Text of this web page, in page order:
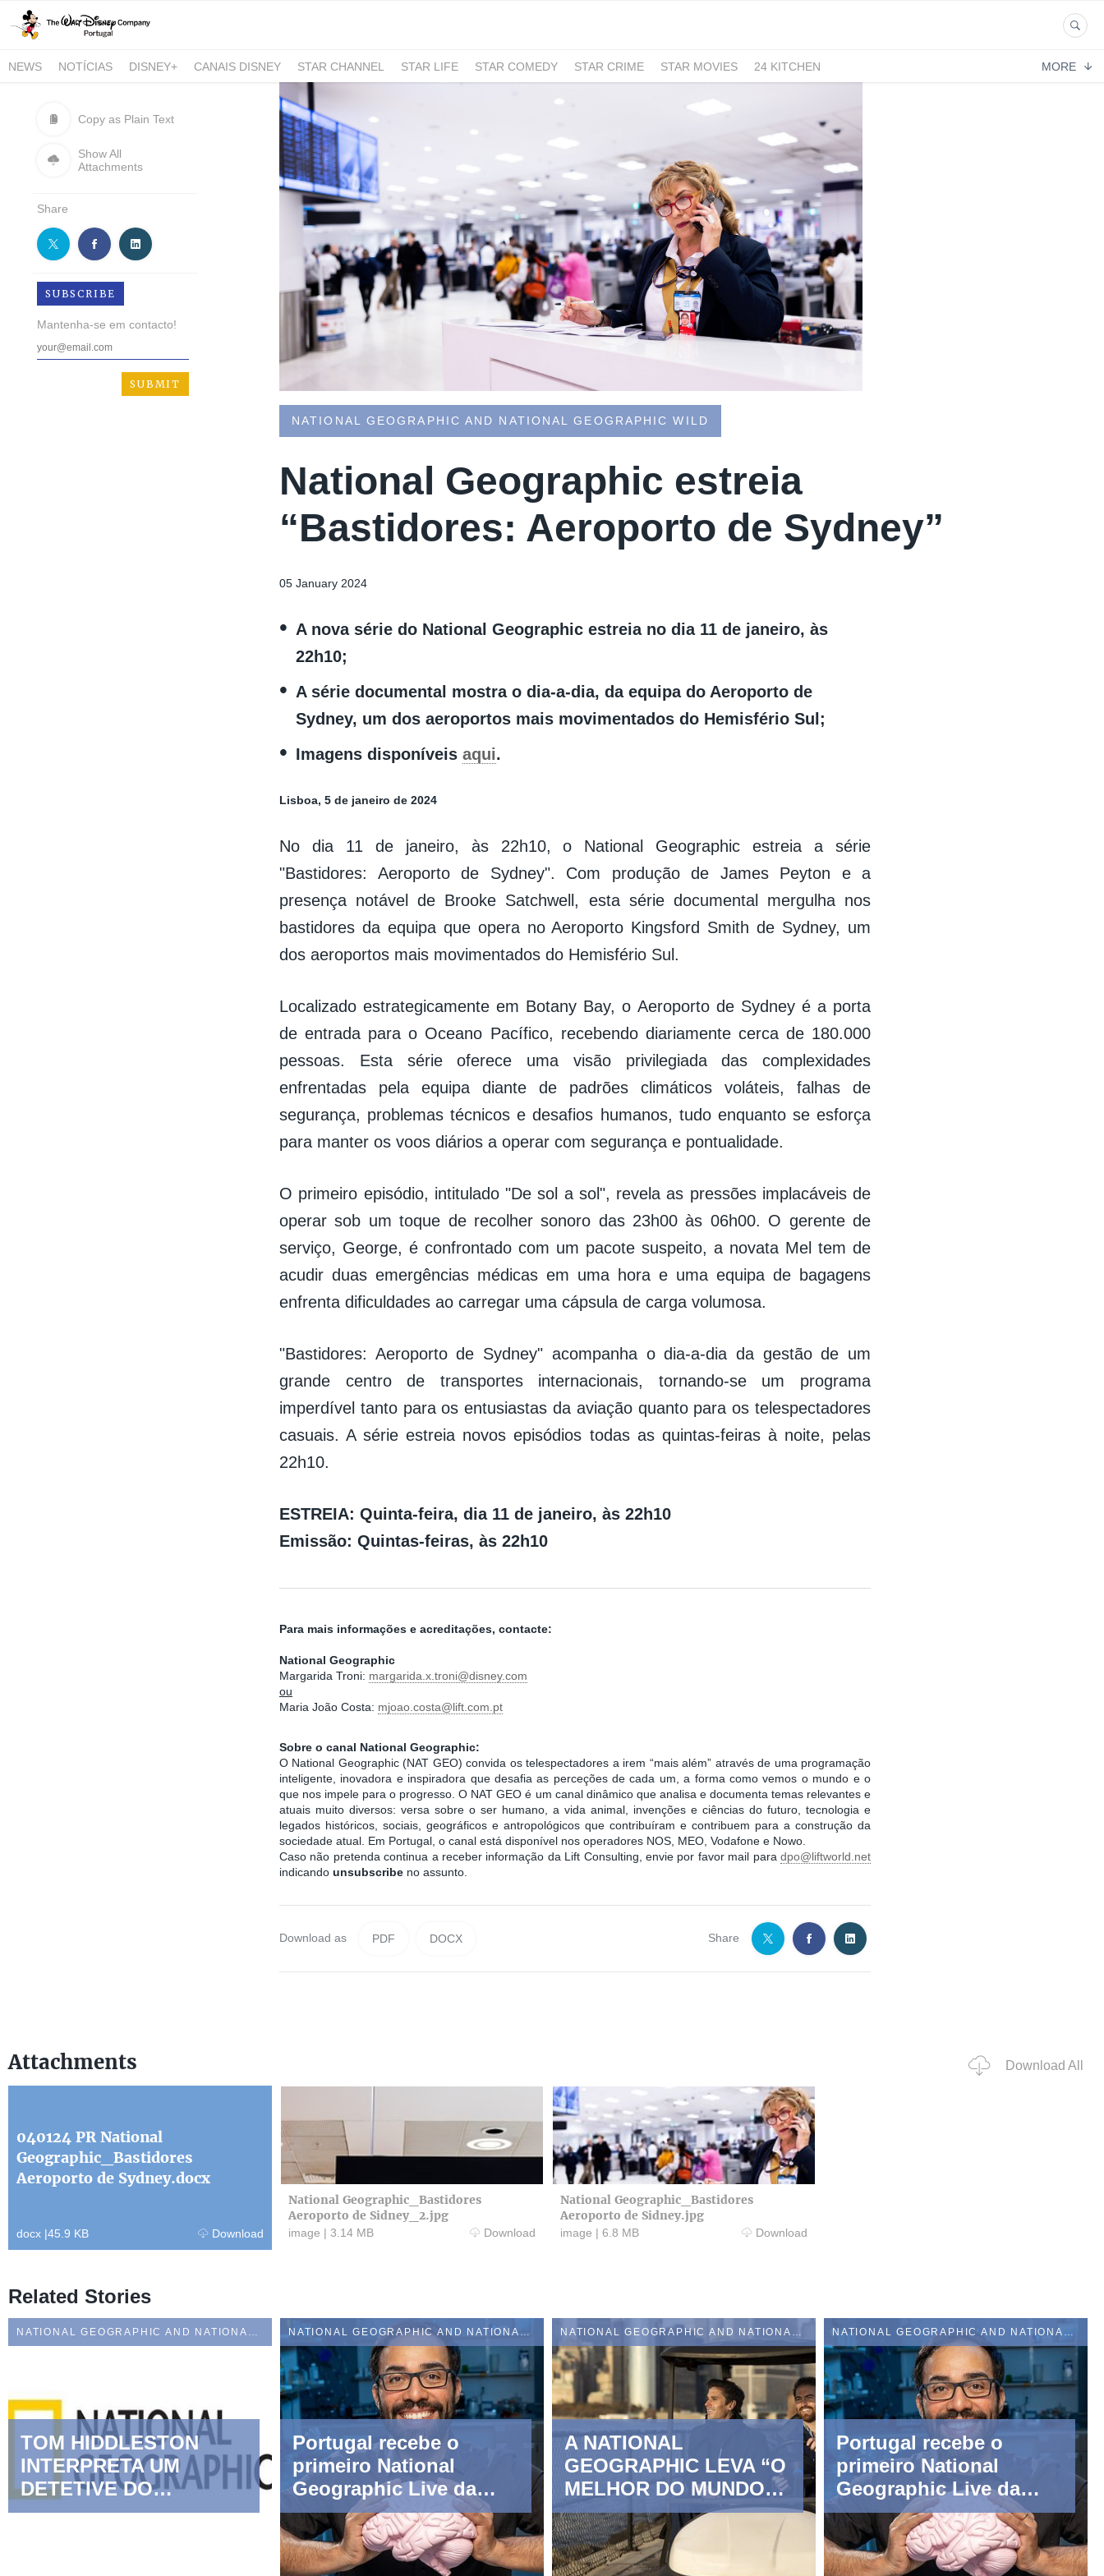
NEWS NOTÍCIAS DISNEY+ CANAIS DISNEY STAR CHANNEL STAR LIFE STAR COMEDY STAR CRIME STAR MOVIES
24 KITCHEN
NATIONAL GEOGRAPHIC AND NATIONAL GEOGRAPHIC WILD
MORE
Copy as Plain Text
Show All
Attachments
Share
SUBSCRIBE
Mantenha-se em contacto!
NATIONAL GEOGRAPHIC AND NATIONAL GEOGRAPHIC WILD
National Geographic estreia
“Bastidores: Aeroporto de Sydney”
05 January 2024
A nova série do National Geographic estreia no dia 11 de janeiro, às
22h10;
A série documental mostra o dia-a-dia, da equipa do Aeroporto de
Sydney, um dos aeroportos mais movimentados do Hemisfério Sul;
Imagens disponíveis aqui.
Lisboa, 5 de janeiro de 2024
No dia 11 de janeiro, às 22h10, o National Geographic estreia a série
"Bastidores: Aeroporto de Sydney". Com produção de James Peyton e a
presença notável de Brooke Satchwell, esta série documental mergulha nos
bastidores da equipa que opera no Aeroporto Kingsford Smith de Sydney, um
dos aeroportos mais movimentados do Hemisfério Sul.
Localizado estrategicamente em Botany Bay, o Aeroporto de Sydney é a porta
de entrada para o Oceano Pacífico, recebendo diariamente cerca de 180.000
pessoas. Esta série oferece uma visão privilegiada das complexidades
enfrentadas pela equipa diante de padrões climáticos voláteis, falhas de
segurança, problemas técnicos e desafios humanos, tudo enquanto se esforça
para manter os voos diários a operar com segurança e pontualidade.
O primeiro episódio, intitulado "De sol a sol", revela as pressões implacáveis de
operar sob um toque de recolher sonoro das 23h00 às 06h00. O gerente de
serviço, George, é confrontado com um pacote suspeito, a novata Mel tem de
acudir duas emergências médicas em uma hora e uma equipa de bagagens
enfrenta dificuldades ao carregar uma cápsula de carga volumosa.
"Bastidores: Aeroporto de Sydney" acompanha o dia-a-dia da gestão de um
grande centro de transportes internacionais, tornando-se um programa
imperdível tanto para os entusiastas da aviação quanto para os telespectadores
casuais. A série estreia novos episódios todas as quintas-feiras à noite, pelas
22h10.
ESTREIA: Quinta-feira, dia 11 de janeiro, às 22h10
Emissão: Quintas-feiras, às 22h10
Para mais informações e acreditações, contacte:
National Geographic
Margarida Troni: margarida.x.troni@disney.com
ou
Maria João Costa: mjoao.costa@lift.com.pt
Sobre o canal National Geographic:
O National Geographic (NAT GEO) convida os telespectadores a irem “mais além” através de uma programação
inteligente, inovadora e inspiradora que desafia as perceções de cada um, a forma como vemos o mundo e o
que nos impele para o progresso. O NAT GEO é um canal dinâmico que analisa e documenta temas relevantes e
atuais muito diversos: versa sobre o ser humano, a vida animal, invenções e ciências do futuro, tecnologia e
legados históricos, sociais, geográficos e antropológicos que contribuíram e contribuem para a construção da
sociedade atual. Em Portugal, o canal está disponível nos operadores NOS, MEO, Vodafone e Nowo.
Caso não pretenda continua a receber informação da Lift Consulting, envie por favor mail para dpo@liftworld.net
indicando unsubscribe no assunto.
Download as PDF DOCX Share
Attachments Download All
040124 PR National
Geographic_Bastidores
Aeroporto de Sydney.docx
docx |45.9 KB Download
National Geographic_Bastidores
Aeroporto de Sidney_2.jpg
image | 3.14 MB Download
National Geographic_Bastidores
Aeroporto de Sidney.jpg
image | 6.8 MB Download
Related Stories
TOM HIDDLESTON
INTERPRETA UM
DETETIVE DO
PASSADO EM
Portugal recebe o
primeiro National
Geographic Live da
Europa
A NATIONAL
GEOGRAPHIC LEVA “O
MELHOR DO MUNDO”
AO ECRÃ COM O
VENCEDOR DE UM
EMMY® ANTONI
Portugal recebe o
primeiro National
Geographic Live da
Europa